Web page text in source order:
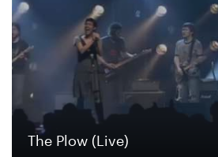
The Plow (Live)